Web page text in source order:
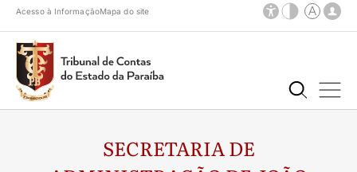
Acesso à InformaçãoMapa do site
SECRETARIA DE